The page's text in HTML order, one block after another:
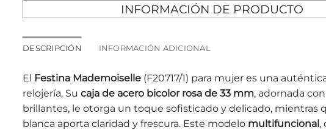
INFORMACIÓN DE PRODUCTO
DESCRIPCIÓN INFORMACIÓN ADICIONAL
El Festina Mademoiselle (F20717/1) para mujer es una
relojería. Su caja de acero bicolor rosa de 33 mm, adornada con
brillantes, le otorga un toque sofisticado y delicado, mientras
blanca aporta claridad y frescura. Este modelo multifuncional,